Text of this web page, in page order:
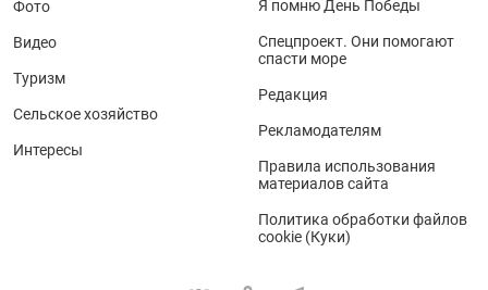
Фото
Видео
Туризм
Сельское хозяйство
Интересы
Я помню День Победы
Спецпроект. Они помогают
спасти море
Редакция
Рекламодателям
Правила использования
материалов сайта
Политика обработки файлов
cookie (Куки)